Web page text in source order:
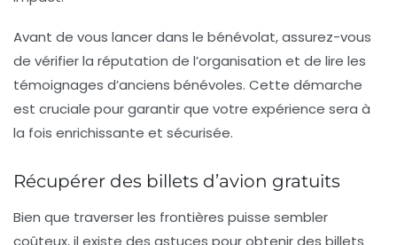
Avant de vous lancer dans le bénévolat, assurez-vous
de vérifier la réputation de l’organisation et de lire les
témoignages d’anciens bénévoles. Cette démarche
est cruciale pour garantir que votre expérience sera à
la fois enrichissante et sécurisée.
Récupérer des billets d’avion gratuits
Bien que traverser les frontières puisse sembler
coûteux, il existe des astuces pour obtenir des billets